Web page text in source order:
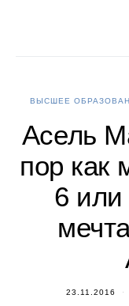
ВЫСШЕЕ
Асель
пор как
6 или
23.11.2016